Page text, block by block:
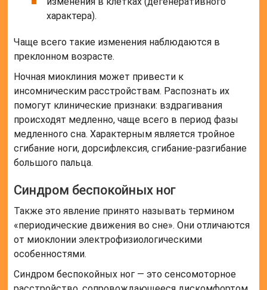
характера).
Чаще всего такие изменения наблюдаются в
преклонном возрасте.
Ночная миоклиния может привести к
инсомническим расстройствам. Распознать их
помогут клинические признаки: вздрагивания
происходят медленно, чаще всего в период фазы
медленного сна. Характерным является тройное
сгибание ноги, дорсифлексия, сгибание-разгибание
большого пальца.
Синдром беспокойных ног
Также это явление принято называть термином
«периодические движения во сне». Они отличаются
от миоклонии электрофизиологическими
особенностями.
Синдром беспокойных ног — это сенсомоторное